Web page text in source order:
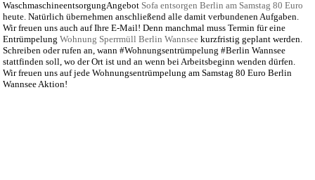
WaschmaschineentsorgungAngebot Sofa entsorgen Berlin am Samstag 80 Euro
heute. Natürlich übernehmen anschließend alle damit verbundenen Aufgaben.
Wir freuen uns auch auf Ihre E-Mail! Denn manchmal muss Termin für eine
Entrümpelung Wohnung Sperrmüll Berlin Wannsee kurzfristig geplant werden.
Schreiben oder rufen an, wann #Wohnungsentrümpelung #Berlin Wannsee
stattfinden soll, wo der Ort ist und an wenn bei Arbeitsbeginn wenden dürfen.
Wir freuen uns auf jede Wohnungsentrümpelung am Samstag 80 Euro Berlin
Wannsee Aktion!